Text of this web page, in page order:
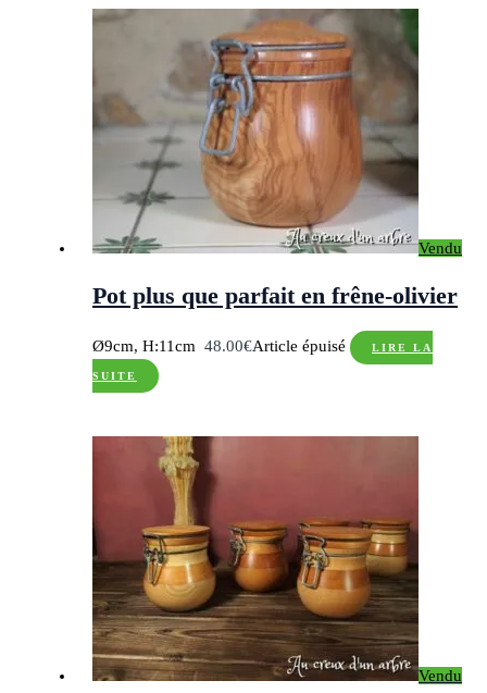
Vendu
Pot plus que parfait en frêne-olivier
Ø9cm, H:11cm48.00€Article épuisé LIRE LA
SUITE
Vendu